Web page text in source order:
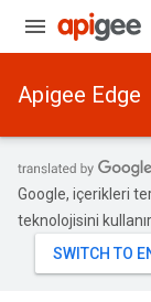
Apigee Edge
Google, içerikleri
teknolojisini